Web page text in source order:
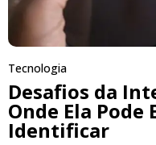
Tecnologia
Desafios da
Onde Ela Pode
Identificar